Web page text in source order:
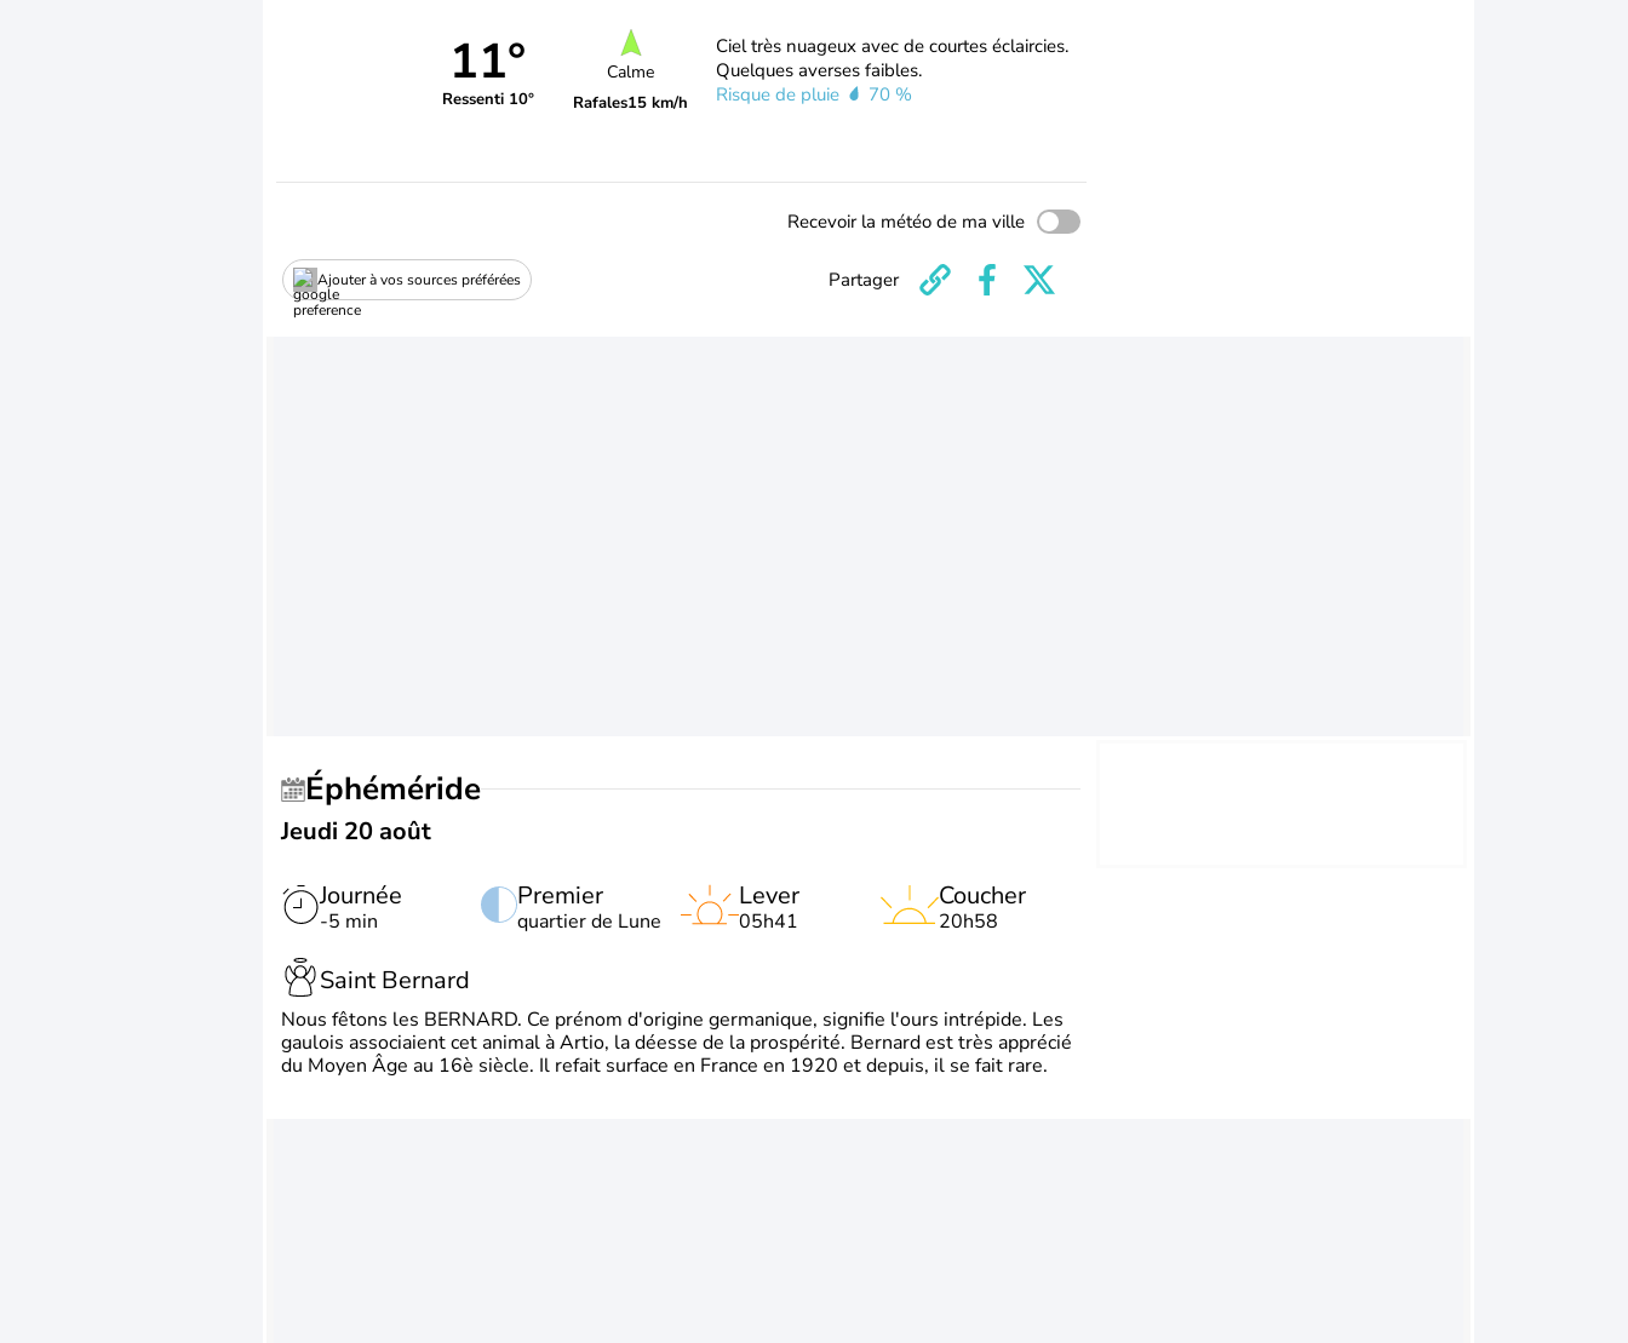
11°
Ressenti 10°
Calme
Rafales15 km/h
Ciel très nuageux avec de courtes éclaircies.
Quelques averses faibles.
Risque de pluie
70 %
Recevoir la météo de ma ville
Ajouter à vos sources préférées Partager
Éphéméride
Jeudi 20 août
Journée
-5 min
Premier
quartier de Lune
Lever
05h41
Coucher
20h58
Saint Bernard
Nous fêtons les BERNARD. Ce prénom d'origine germanique, signifie l'ours intrépide. Les
gaulois associaient cet animal à Artio, la déesse de la prospérité. Bernard est très apprécié
du Moyen Âge au 16è siècle. Il refait surface en France en 1920 et depuis, il se fait rare.